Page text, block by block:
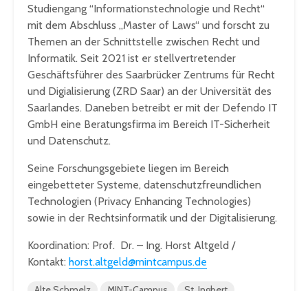
Studiengang “Informationstechnologie und Recht“
mit dem Abschluss „Master of Laws“ und forscht zu
Themen an der Schnittstelle zwischen Recht und
Informatik. Seit 2021 ist er stellvertretender
Geschäftsführer des Saarbrücker Zentrums für Recht
und Digialisierung (ZRD Saar) an der Universität des
Saarlandes. Daneben betreibt er mit der Defendo IT
GmbH eine Beratungsfirma im Bereich IT-Sicherheit
und Datenschutz.
Seine Forschungsgebiete liegen im Bereich
eingebetteter Systeme, datenschutzfreundlichen
Technologien (Privacy Enhancing Technologies)
sowie in der Rechtsinformatik und der Digitalisierung.
Koordination: Prof. Dr. – Ing. Horst Altgeld /
Kontakt: horst.altgeld@mintcampus.de